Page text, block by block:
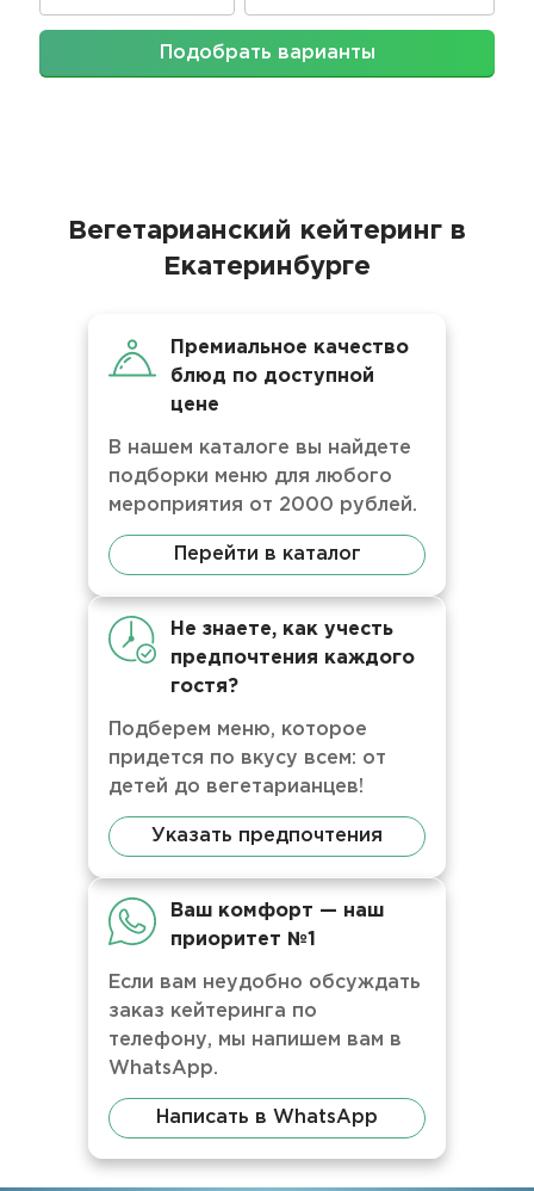
Подобрать варианты
Вегетарианский кейтеринг в
Екатеринбурге
Премиальное качество
блюд по доступной
цене
В нашем каталоге вы найдете
подборки меню для любого
мероприятия от 2000 рублей.
Перейти в каталог
Не знаете, как учесть
предпочтения каждого
гостя?
Подберем меню, которое
придется по вкусу всем: от
детей до вегетарианцев!
Указать предпочтения
Ваш комфорт — наш
приоритет №1
Если вам неудобно обсуждать
заказ кейтеринга по
телефону, мы напишем вам в
WhatsApp.
Написать в WhatsApp